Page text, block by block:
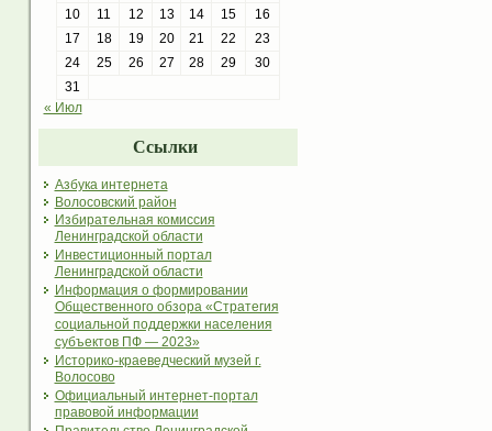
10
11 12 13 14 15
16
17
18 19 20 21 22
23
24
25 26 27 28 29
30
31
« Июл
Ссылки
Азбука интернета
Волосовский район
Избирательная комиссия
Ленинградской области
Инвестиционный портал
Ленинградской области
Информация о формировании
Общественного обзора «Стратегия
социальной поддержки населения
субъектов ПФ — 2023»
Историко-краеведческий музей г.
Волосово
Официальный интернет-портал
правовой информации